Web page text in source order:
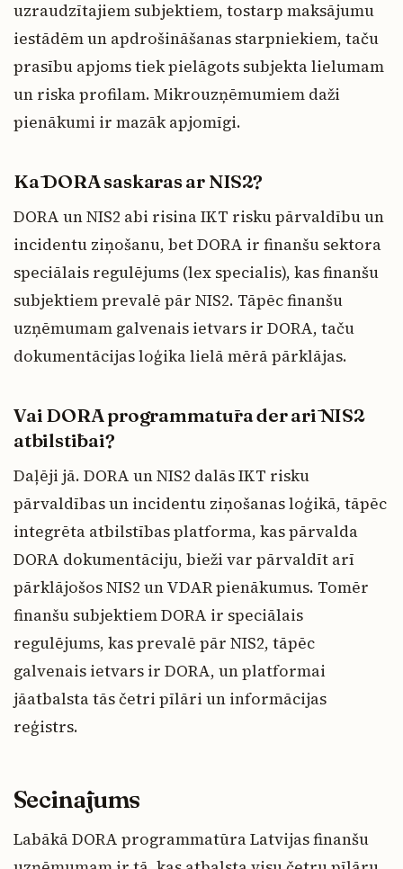
uzraudzītajiem subjektiem, tostarp maksājumu
iestādēm un apdrošināšanas starpniekiem, taču
prasību apjoms tiek pielāgots subjekta lielumam
un riska profilam. Mikrouzņēmumiem daži
pienākumi ir mazāk apjomīgi.
Kā DORA saskaras ar NIS2?
DORA un NIS2 abi risina IKT risku pārvaldību un
incidentu ziņošanu, bet DORA ir finanšu sektora
speciālais regulējums (lex specialis), kas finanšu
subjektiem prevalē pār NIS2. Tāpēc finanšu
uzņēmumam galvenais ietvars ir DORA, taču
dokumentācijas loģika lielā mērā pārklājas.
Vai DORA programmatūra der arī NIS2
atbilstībai?
Daļēji jā. DORA un NIS2 dalās IKT risku
pārvaldības un incidentu ziņošanas loģikā, tāpēc
integrēta atbilstības platforma, kas pārvalda
DORA dokumentāciju, bieži var pārvaldīt arī
pārklājošos NIS2 un VDAR pienākumus. Tomēr
finanšu subjektiem DORA ir speciālais
regulējums, kas prevalē pār NIS2, tāpēc
galvenais ietvars ir DORA, un platformai
jāatbalsta tās četri pīlāri un informācijas
reģistrs.
Secinājums
Labākā DORA programmatūra Latvijas finanšu